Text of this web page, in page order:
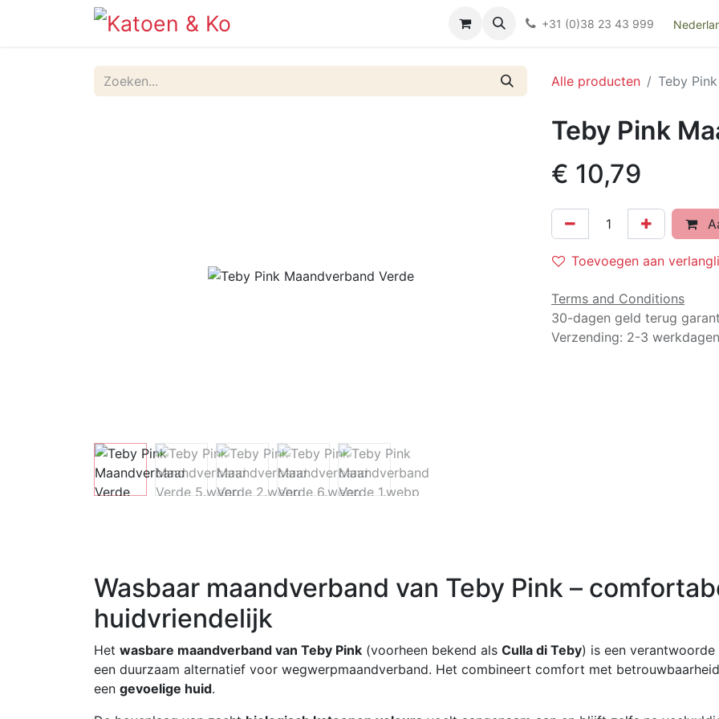
Kieswijzer nacht- en kraamverband
+31 (0)38 23 43 999
Alle producten Teby
Teby Pink
€ 10,79
Toevoegen aan
Terms and Conditions
30-dagen geld terug
Verzending: 2-3 werkdagen
Wasbaar maandverband van Teby Pink –
huidvriendelijk
Het wasbare maandverband van Teby Pink (voorheen bekend als Culla di Teby) is een
een duurzaam alternatief voor wegwerpmaandverband. Het combineert comfort met
een gevoelige huid.